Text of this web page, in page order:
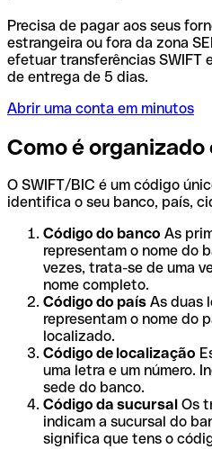
Precisa de pagar aos seus
estrangeira ou fora da zona
efetuar transferências SWIFT
de entrega de 5 dias.
Abrir uma conta em minutos
Como é organizado
O SWIFT/BIC é um código
identifica o seu banco, país,
Código do banco As
representam o nome do
vezes, trata-se de uma
nome completo.
Código do país As duas
representam o nome do
localizado.
Código de localização
uma letra e um número.
sede do banco.
Código da sucursal Os
indicam a sucursal do
significa que tens o